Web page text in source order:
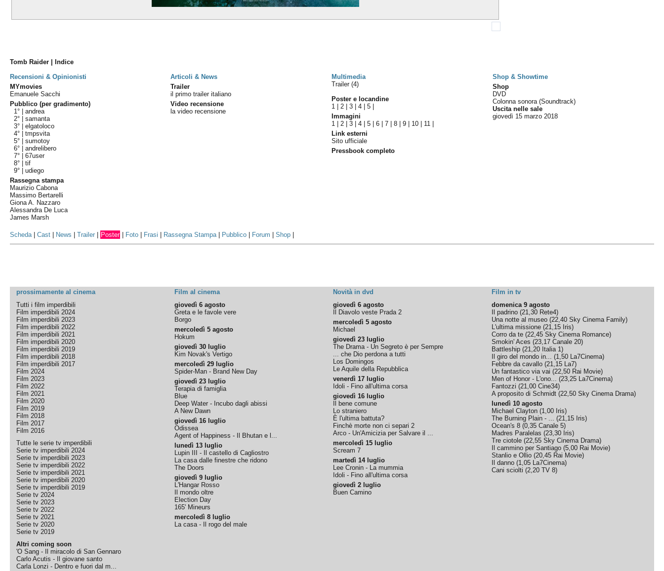
Tomb Raider | Indice
Recensioni & Opinionisti
Articoli & News Multimedia
Shop & Showtime
MYmovies
Emanuele Sacchi
Pubblico (per gradimento)
1° |andrea
2° |samanta
3° |elgatoloco
4° |tmpsvita
5° |sumotoy
6° |andrelibero
7° |67user
8° |tif
9° |udiego
Rassegna stampa
Maurizio Cabona
Massimo Bertarelli
Giona A. Nazzaro
Alessandra De Luca
James Marsh
Trailer
il primo trailer italiano
Video recensione
la video recensione
Trailer (4)
Poster e locandine
1 |2 |3 |4 |5
Immagini
1 |2 |3 |4 |5 |6 |7 |8 |9 10 11
Link esterni
Sito ufficiale
Pressbook completo
Shop
DVD
Colonna sonora (Soundtrack)
Uscita nelle sale
giovedì 15 marzo 2018
Scheda|Cast News |Trailer Poster Foto Frasi Rassegna Stampa| Pubblico Forum |Shop
prossimamente al cinema Film al cinema Novità in dvd
Film in tv
Tutti i film imperdibili
Film imperdibili 2024
Film imperdibili 2023
Film imperdibili 2022
Film imperdibili 2021
Film imperdibili 2020
Film imperdibili 2019
Film imperdibili 2018
Film imperdibili 2017
Film 2024
Film 2023
Film 2022
Film 2021
Film 2020
Film 2019
Film 2018
Film 2017
Film 2016
Tutte le serie tv imperdibili
Serie tv imperdibili 2024
Serie tv imperdibili 2023
Serie tv imperdibili 2022
Serie tv imperdibili 2021
Serie tv imperdibili 2020
Serie tv imperdibili 2019
Serie tv 2024
Serie tv 2023
Serie tv 2022
Serie tv 2021
Serie tv 2020
Serie tv 2019
Altri coming soon
'O Sang - Il miracolo di San Gennaro
Carlo Acutis - Il giovane santo
Carla Lonzi - Dentro e fuori dal m...
giovedì 6 agosto
Greta e le favole vere
Borgo
mercoledì 5 agosto
Hokum
giovedì 30 luglio
Kim Novak's Vertigo
mercoledì 29 luglio
Spider-Man - Brand New Day
giovedì 23 luglio
Terapia di famiglia
Blue
Deep Water - Incubo dagli abissi
A New Dawn
giovedì 16 luglio
Odissea
Agent of Happiness - Il Bhutan e l...
lunedì 13 luglio
Lupin III - Il castello di Cagliostro
La casa dalle finestre che ridono
The Doors
giovedì 9 luglio
L'Hangar Rosso
Il mondo oltre
Election Day
165' Mineurs
mercoledì 8 luglio
La casa - Il rogo del male
giovedì 6 agosto
Il Diavolo veste Prada 2
mercoledì 5 agosto
Michael
giovedì 23 luglio
The Drama - Un Segreto è per Sempre
... che Dio perdona a tutti
Los Domingos
Le Aquile della Repubblica
venerdì 17 luglio
Idoli - Fino all'ultima corsa
giovedì 16 luglio
Il bene comune
Lo straniero
È l'ultima battuta?
Finchè morte non ci separi 2
Arco - Un'Amicizia per Salvare il ...
mercoledì 15 luglio
Scream 7
martedì 14 luglio
Lee Cronin - La mummia
Idoli - Fino all'ultima corsa
giovedì 2 luglio
Buen Camino
domenica 9 agosto
Il padrino (21,30 Rete4)
Una notte al museo (22,40 Sky Cinema Family)
L'ultima missione (21,15 Iris)
Corro da te (22,45 Sky Cinema Romance)
Smokin' Aces (23,17 Canale 20)
Battleship (21,20 Italia 1)
Il giro del mondo in... (1,50 La7Cinema)
Febbre da cavallo (21,15 La7)
Un fantastico via vai (22,50 Rai Movie)
Men of Honor - L'ono... (23,25 La7Cinema)
Fantozzi (21,00 Cine34)
A proposito di Schmidt (22,50 Sky Cinema Drama)
lunedì 10 agosto
Michael Clayton (1,00 Iris)
The Burning Plain - ... (21,15 Iris)
Ocean's 8 (0,35 Canale 5)
Madres Paralelas (23,30 Iris)
Tre ciotole (22,55 Sky Cinema Drama)
Il cammino per Santiago (5,00 Rai Movie)
Stanlio e Ollio (20,45 Rai Movie)
Il danno (1,05 La7Cinema)
Cani sciolti (2,20 TV 8)